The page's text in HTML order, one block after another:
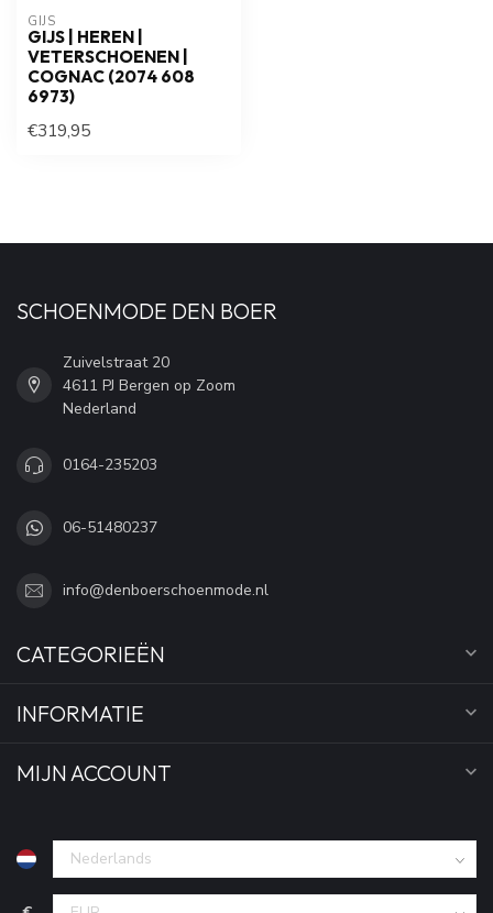
GIJS
GIJS | HEREN |
VETERSCHOENEN |
COGNAC (2074 608
6973)
€319,95
SCHOENMODE DEN BOER
Zuivelstraat 20
4611 PJ Bergen op Zoom
Nederland
0164-235203
06-51480237
info@denboerschoenmode.nl
CATEGORIEËN
INFORMATIE
MIJN ACCOUNT